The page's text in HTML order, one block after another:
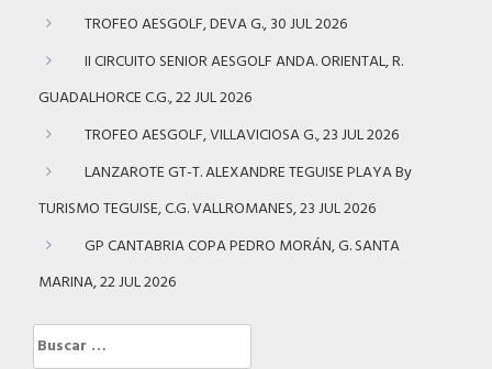
TROFEO AESGOLF, DEVA G., 30 JUL 2026
II CIRCUITO SENIOR AESGOLF ANDA. ORIENTAL, R.
GUADALHORCE C.G., 22 JUL 2026
TROFEO AESGOLF, VILLAVICIOSA G., 23 JUL 2026
LANZAROTE GT-T. ALEXANDRE TEGUISE PLAYA By
TURISMO TEGUISE, C.G. VALLROMANES, 23 JUL 2026
GP CANTABRIA COPA PEDRO MORÁN, G. SANTA
MARINA, 22 JUL 2026
Buscar: